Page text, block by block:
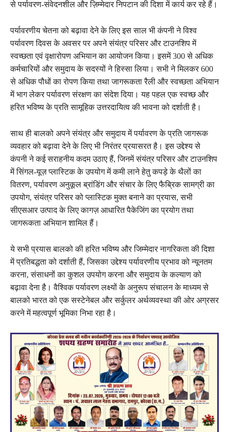
से पर्यावरण-संवेदनशील और ज़िम्मेदार निपटान की दिशा में कार्य कर रहे हैं।
पर्यावरणीय चेतना को बढ़ावा देने के लिए इस साल भी कंपनी ने विश्व
पर्यावरण दिवस के अवसर पर अपने संयंत्र परिसर और टाउनशिप में
स्वच्छता एवं वृक्षारोपण अभियान का आयोजन किया। इसमें 300 से अधिक
कर्मचारियों और समुदाय के सदस्यों ने हिस्सा लिया। सभी ने मिलकर 600
से अधिक पौधों का रोपण किया तथा जागरूकता रैली और स्वच्छता अभियान
में भाग लेकर पर्यावरण संरक्षण का संदेश दिया। यह पहल एक स्वच्छ और
हरित भविष्य के प्रति सामूहिक उत्तरदायित्व की भावना को दर्शाती है।
साथ ही बालको अपने संयंत्र और समुदाय में पर्यावरण के प्रति जागरूक
व्यवहार को बढ़ावा देने के लिए भी निरंतर प्रयासरत है। इस उद्देश्य से
कंपनी ने कई सराहनीय कदम उठाए हैं, जिनमें संयंत्र परिसर और टाउनशिप
में सिंगल-यूज़ प्लास्टिक के उपयोग में कमी लाने हेतु कपड़े के थैलों का
वितरण, पर्यावरण अनुकूल ब्रांडिंग और संचार के लिए फैब्रिक सामग्री का
उपयोग, संयंत्र परिसर को प्लास्टिक मुक्त बनाने का प्रयास, सभी
सीएसआर उत्पाद के लिए कागज़ आधारित पैकेजिंग का प्रयोग तथा
जागरूकता अभियान शामिल हैं।
ये सभी प्रयास बालको की हरित भविष्य और जिम्मेदार नागरिकता की दिशा
में प्रतिबद्धता को दर्शाती हैं, जिसका उद्देश्य पर्यावरणीय प्रभाव को न्यूनतम
करना, संसाधनों का कुशल उपयोग करना और समुदाय के कल्याण को
बढ़ावा देना है। वैश्विक पर्यावरण लक्ष्यों के अनुरूप संचालन के माध्यम से
बालको भारत को एक सस्टेनेबल और सर्कुलर अर्थव्यवस्था की ओर अग्रसर
करने में महत्वपूर्ण भूमिका निभा रहा है।